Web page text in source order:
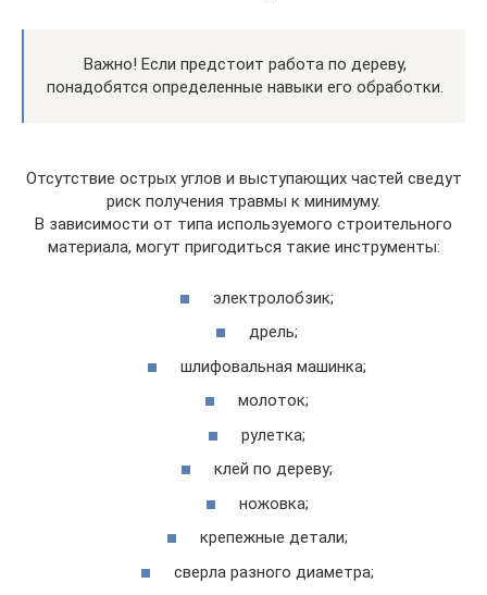
Важно! Если предстоит работа по дереву,
понадобятся определенные навыки его обработки.
Отсутствие острых углов и выступающих частей сведут
риск получения травмы к минимуму.
В зависимости от типа используемого строительного
материала, могут пригодиться такие инструменты:
электролобзик;
дрель;
шлифовальная машинка;
молоток;
рулетка;
клей по дереву;
ножовка;
крепежные детали;
сверла разного диаметра;